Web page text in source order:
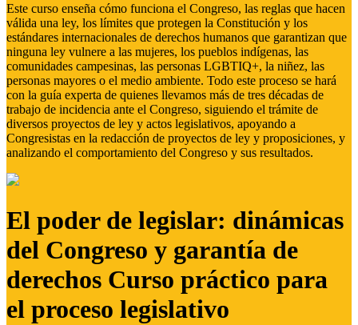
Este curso enseña cómo funciona el Congreso, las reglas que hacen
válida una ley, los límites que protegen la Constitución y los
estándares internacionales de derechos humanos que garantizan que
ninguna ley vulnere a las mujeres, los pueblos indígenas, las
comunidades campesinas, las personas LGBTIQ+, la niñez, las
personas mayores o el medio ambiente. Todo este proceso se hará
con la guía experta de quienes llevamos más de tres décadas de
trabajo de incidencia ante el Congreso, siguiendo el trámite de
diversos proyectos de ley y actos legislativos, apoyando a
Congresistas en la redacción de proyectos de ley y proposiciones, y
analizando el comportamiento del Congreso y sus resultados.
El poder de legislar: dinámicas
del Congreso y garantía de
derechos Curso práctico para
el proceso legislativo